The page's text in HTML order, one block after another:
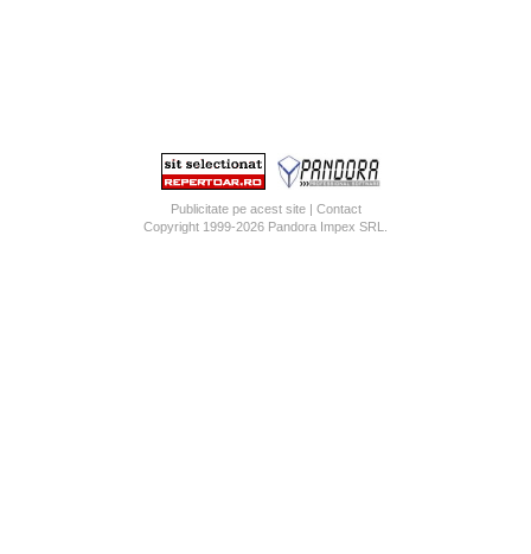
Publicitate pe acest site| Contact
Copyright 1999-2026 Pandora Impex SRL